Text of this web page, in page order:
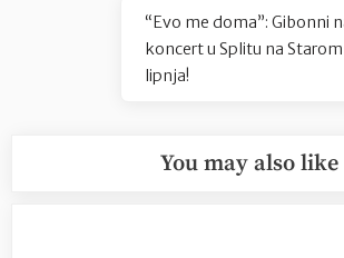
Next
Post:
“Evo me doma”: Gibonni
koncert u Splitu na Starom
lipnja!
You may also like